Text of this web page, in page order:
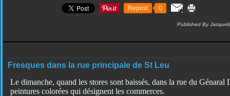
Repost 0
Published By
Fresques dans la rue principale de St Leu
Le dimanche, quand les stores sont baissés, dans la rue du Génaral
peintures colorées qui désignent les commerces.